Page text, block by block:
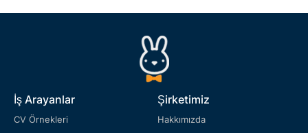
İş Arayanlar
CV Örnekleri
Şirketimiz
Hakkımızda